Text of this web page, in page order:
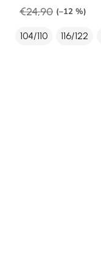
€24,90 (–12 %)
104/110 116/122